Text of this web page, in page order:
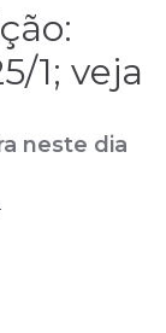
1; veja
neste dia